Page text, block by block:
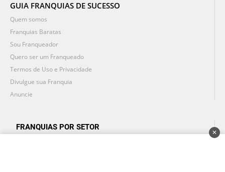
GUIA FRANQUIAS DE SUCESSO
Quem somos
Franquias Baratas
Sou Franqueador
Quero ser um Franqueado
Termos de Uso e Privacidade
Divulgue sua Franquia
Anuncie
FRANQUIAS POR SETOR
✕